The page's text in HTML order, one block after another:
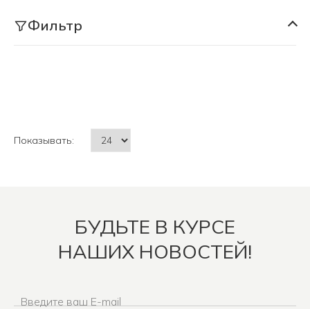
Фильтр
Показывать:
БУДЬТЕ В КУРСЕ
НАШИХ НОВОСТЕЙ!
Введите ваш E-mail